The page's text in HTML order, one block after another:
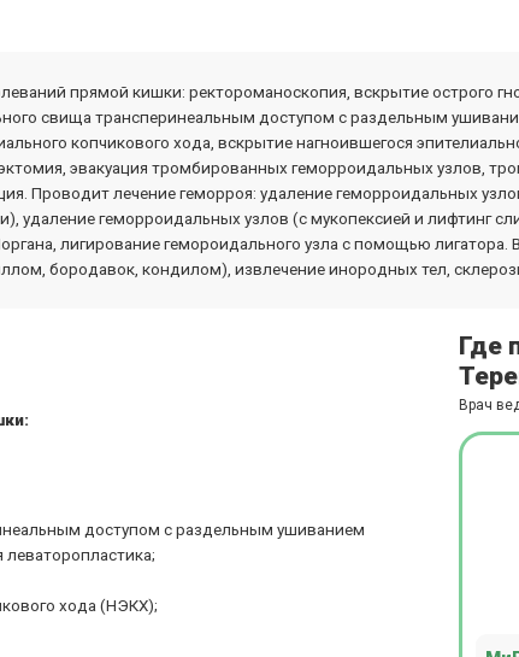
прямой кишки: ректороманоскопия, вскрытие острого
свища трансперинеальным доступом с раздельным
копчикового хода, вскрытие нагноившегося
эвакуация тромбированных геморроидальных узлов,
Проводит лечение геморроя: удаление геморроидальных
удаление геморроидальных узлов (с мукопексией и лифтинг
лигирование гемороидального узла с помощью лигатора.
бородавок, кондилом), извлечение инородных тел,
доступом с раздельным ушиванием
хода (НЭКХ);
Где
Врач